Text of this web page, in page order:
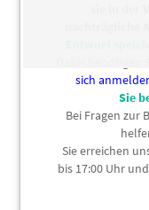
nachträgliche
Entwurf
sich
Sie
Bei Fragen zur
Sie erreichen
bis 17:00 Uhr